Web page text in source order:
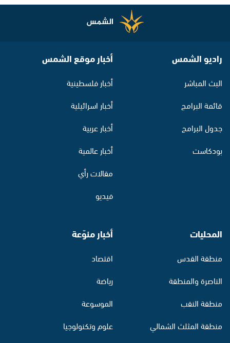
راديو الشمس
البث المباشر
قائمة البرامج
جدول البرامج
بودكاست
أخبار موقع الشمس
أخبار فلسطينية
أخبار اسرائيلية
أخبار عربية
أخبار عالمية
مقالات رأي
فيديو
المحليات
منطقة القدس
الناصرة والمنطقة
منطقة النقب
منطقة المثلث الشمالي
أخبار منوّعة
اقتصاد
رياضة
الموسوعة
علوم وتكنولوجيا